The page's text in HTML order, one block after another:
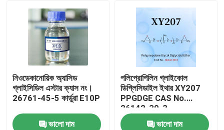
নিওডেকানোয়িক অ্যাসিড
গ্লাইসিডিল এস্টার ক্যাস নং।
26761-45-5 কার্ডুরা E10P
ভালো দাম
পলিপ্রোপিলিন গ্লাইকোল
ডিগ্লিসিডাইল ইথার XY207
PPGDGE CAS No.
26142-30-3
ভালো দাম